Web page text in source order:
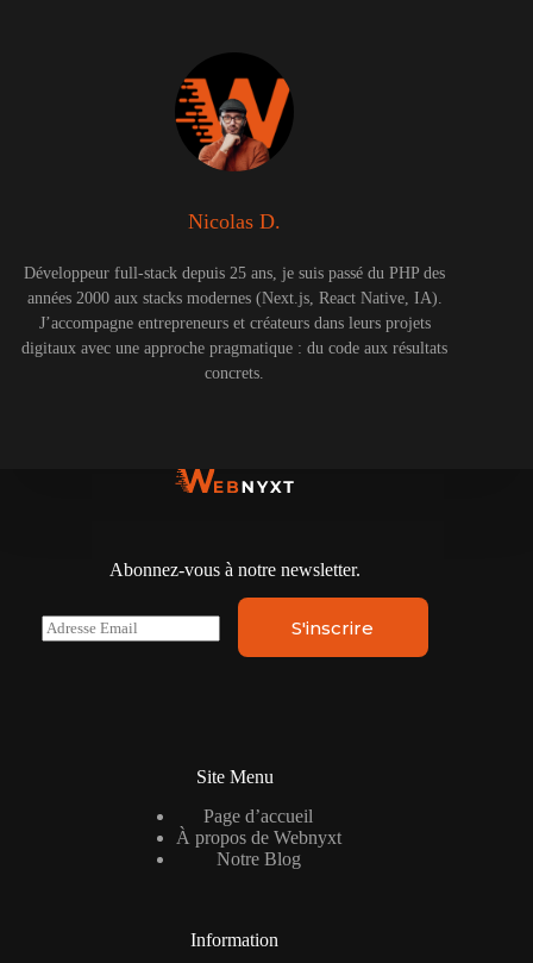
Nicolas D.
Développeur full-stack depuis 25 ans, je suis passé du PHP des
années 2000 aux stacks modernes (Next.js, React Native, IA).
J’accompagne entrepreneurs et créateurs dans leurs projets
digitaux avec une approche pragmatique : du code aux résultats
concrets.
Abonnez-vous à notre newsletter.
E
m
S'inscrire
Site Menu
Page d’accueil
À propos de Webnyxt
Notre Blog
Information